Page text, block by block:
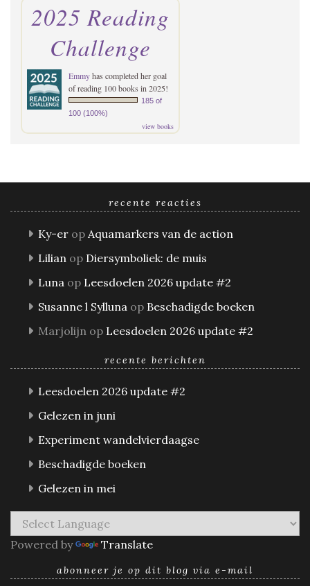
2025 Reading
Challenge
Emmyhas completed her goal
of reading 100 books in 2025!
185 of
100 (100%)
view books
recente reacties
Ky-er op Aquamarkers van de action
Lilian op Diersymboliek: de muis
Luna op Leesdoelen 2026 update #2
Susanne l Sylluna op Beschadigde boeken
Marjolijn op Leesdoelen 2026 update #2
recente berichten
Leesdoelen 2026 update #2
Gelezen in juni
Experiment wandelvierdaagse
Beschadigde boeken
Gelezen in mei
Powered by Translate
abonneer je op dit blog via e-mail